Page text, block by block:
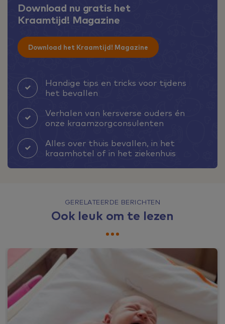
Download nu gratis het
Kraamtijd! Magazine
Download het Kraamtijd! Magazine
Handige tips en tricks voor tijdens
het bevallen
Verhalen van kersverse ouders én
onze kraamzorgconsulenten
Alles over thuis bevallen, in het
kraamhotel of in het ziekenhuis
GERELATEERDE BERICHTEN
Ook leuk om te lezen